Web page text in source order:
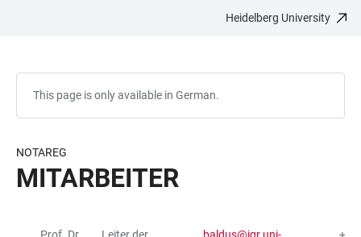
Heidelberg University
This page is only available in German.
NOTAREG
MITARBEITER